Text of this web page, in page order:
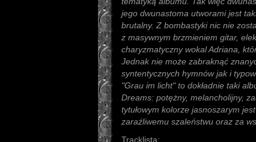
jego dwunastoma utworami jest
brutalny. Z bombastyki nic nie
z masywnym brzmieniem gitar,
charyzmatyczny wokal Adriana,
Jednak nie może zabraknąć
syntentycznych hymnów jak i
"Grau im licht" to dokładnie taki
Dreams: potężny, melancholijny,
tytułowym kolorze jasnoszarym
zaraźliwemu szaleństwu oraz za
Tracklista: